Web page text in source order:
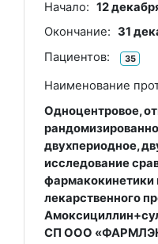
Начало: 12
Окончание: 31
Пациентов:
35
Наименование
Одноцентровое,
двухпериодное,
исследование
фармакокинетики
лекарственного
СП ООО